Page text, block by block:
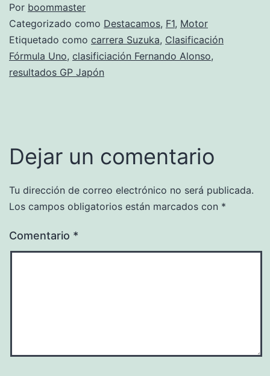
Por boommaster
Categorizado como Destacamos, F1, Motor
Etiquetado como carrera Suzuka, Clasificación
Fórmula Uno, clasificiación Fernando Alonso,
resultados GP Japón
Dejar un comentario
Tu dirección de correo electrónico no será publicada.
Los campos obligatorios están marcados con *
Comentario *